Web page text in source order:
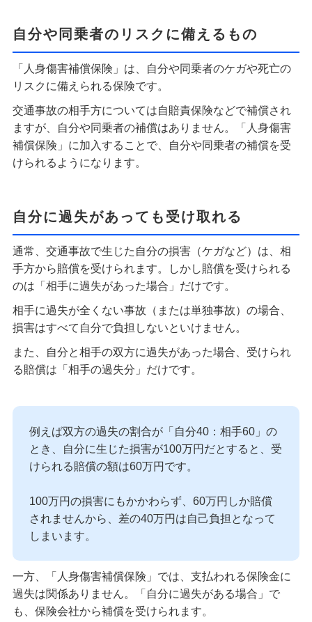
自分や同乗者のリスクに備えるもの
「人身傷害補償保険」は、自分や同乗者のケガや死亡の
リスクに備えられる保険です。
交通事故の相手方については自賠責保険などで補償され
ますが、自分や同乗者の補償はありません。「人身傷害
補償保険」に加入することで、自分や同乗者の補償を受
けられるようになります。
自分に過失があっても受け取れる
通常、交通事故で生じた自分の損害（ケガなど）は、相
手方から賠償を受けられます。しかし賠償を受けられる
のは「相手に過失があった場合」だけです。
相手に過失が全くない事故（または単独事故）の場合、
損害はすべて自分で負担しないといけません。
また、自分と相手の双方に過失があった場合、受けられ
る賠償は「相手の過失分」だけです。
例えば双方の過失の割合が「自分40：相手60」の
とき、自分に生じた損害が100万円だとすると、受
けられる賠償の額は60万円です。
100万円の損害にもかかわらず、60万円しか賠償
されませんから、差の40万円は自己負担となって
しまいます。
一方、「人身傷害補償保険」では、支払われる保険金に
過失は関係ありません。「自分に過失がある場合」で
も、保険会社から補償を受けられます。